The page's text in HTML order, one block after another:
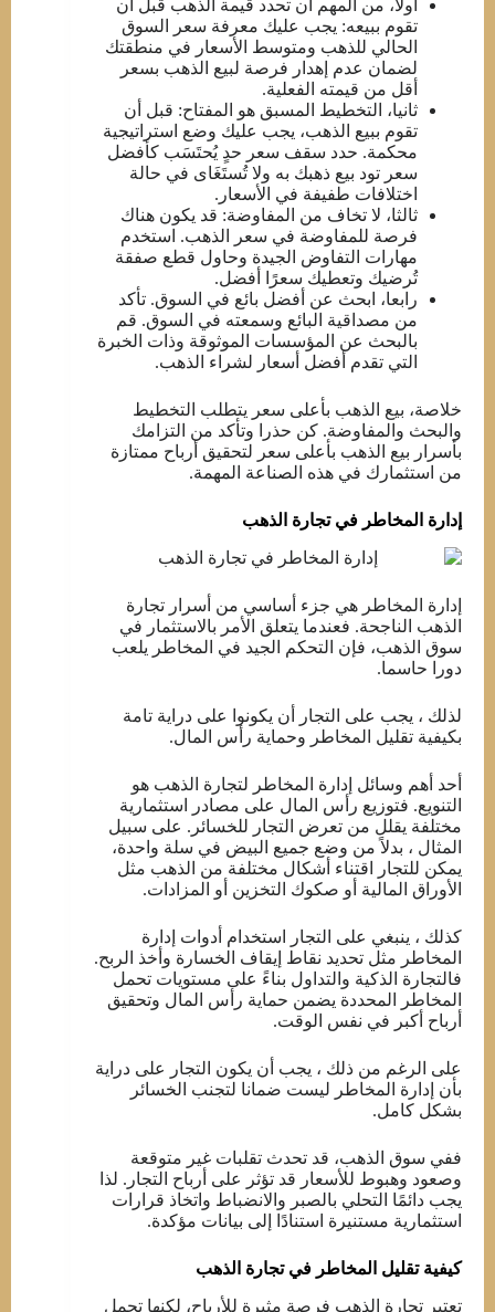
أولا، من المهم أن تحدد قيمة الذهب قبل أن
تقوم ببيعه: يجب عليك معرفة سعر السوق
الحالي للذهب ومتوسط ​​الأسعار في منطقتك
لضمان عدم إهدار فرصة لبيع الذهب بسعر
أقل من قيمته الفعلية.
ثانيا، التخطيط المسبق هو المفتاح: قبل أن
تقوم ببيع الذهب، يجب عليك وضع استراتيجية
محكمة. حدد سقف سعر حدٍ يُحتَسَب كأفضل
سعر تود بيع ذهبك به ولا تُستَغَای في حالة
اختلافات طفيفة في الأسعار.
ثالثا، لا تخاف من المفاوضة: قد يكون هناك
فرصة للمفاوضة في سعر الذهب. استخدم
مهارات التفاوض الجيدة وحاول قطع صفقة
تُرضيك وتعطيك سعرًا أفضل.
رابعا، ابحث عن أفضل بائع في السوق. تأكد
من مصداقية البائع وسمعته في السوق. قم
بالبحث عن المؤسسات الموثوقة وذات الخبرة
التي تقدم أفضل أسعار لشراء الذهب.
خلاصة، بيع الذهب بأعلى سعر يتطلب التخطيط
والبحث والمفاوضة. كن حذرا وتأكد من التزامك
بأسرار بيع الذهب بأعلى سعر لتحقيق أرباح ممتازة
من استثمارك في هذه الصناعة المهمة.
إدارة المخاطر في تجارة الذهب
إدارة المخاطر هي جزء أساسي من أسرار تجارة
الذهب الناجحة. فعندما يتعلق الأمر بالاستثمار في
سوق الذهب، فإن التحكم الجيد في المخاطر يلعب
دورا حاسما.
لذلك ، يجب على التجار أن يكونوا على دراية تامة
بكيفية تقليل المخاطر وحماية رأس المال.
أحد أهم وسائل إدارة المخاطر لتجارة الذهب هو
التنويع. فتوزيع رأس المال على مصادر استثمارية
مختلفة يقلل من تعرض التجار للخسائر. على سبيل
المثال ، بدلاً من وضع جميع البيض في سلة واحدة،
يمكن للتجار اقتناء أشكال مختلفة من الذهب مثل
الأوراق المالية أو صكوك التخزين أو المزادات.
كذلك ، ينبغي على التجار استخدام أدوات إدارة
المخاطر مثل تحديد نقاط إيقاف الخسارة وأخذ الربح.
فالتجارة الذكية والتداول بناءً على مستويات تحمل
المخاطر المحددة يضمن حماية رأس المال وتحقيق
أرباح أكبر في نفس الوقت.
على الرغم من ذلك ، يجب أن يكون التجار على دراية
بأن إدارة المخاطر ليست ضمانا لتجنب الخسائر
بشكل كامل.
ففي سوق الذهب، قد تحدث تقلبات غير متوقعة
وصعود وهبوط للأسعار قد تؤثر على أرباح التجار. لذا
يجب دائمًا التحلي بالصبر والانضباط واتخاذ قرارات
استثمارية مستنيرة استنادًا إلى بيانات مؤكدة.
كيفية تقليل المخاطر في تجارة الذهب
تعتبر تجارة الذهب فرصة مثيرة للأرباح، لكنها تحمل